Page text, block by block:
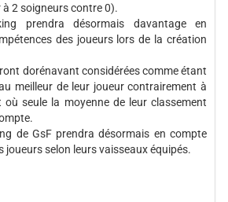
à 2 soigneurs contre 0).
prendra désormais davantage en
des joueurs lors de la création
dorénavant considérées comme étant
meilleur de leur joueur contrairement à
où seule la moyenne de leur classement
de GsF prendra désormais en compte
joueurs selon leurs vaisseaux équipés.